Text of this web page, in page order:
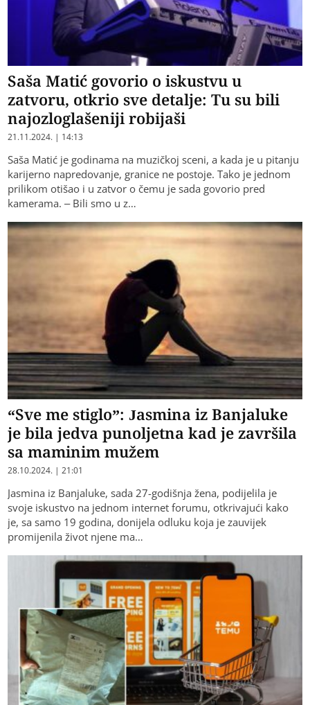
Saša Matić govorio o iskustvu u
zatvoru, otkrio sve detalje: Tu su bili
najozloglašeniji robijaši
21.11.2024. | 14:13
Saša Matić je godinama na muzičkoj sceni, a kada je u pitanju
karijerno napredovanje, granice ne postoje. Tako je jednom
prilikom otišao i u zatvor o čemu je sada govorio pred
kamerama. – Bili smo u z…
“Sve me stiglo”: Jasmina iz Banjaluke
je bila jedva punoljetna kad je završila
sa maminim mužem
28.10.2024. | 21:01
Jasmina iz Banjaluke, sada 27-godišnja žena, podijelila je
svoje iskustvo na jednom internet forumu, otkrivajući kako
je, sa samo 19 godina, donijela odluku koja je zauvijek
promijenila život njene ma…